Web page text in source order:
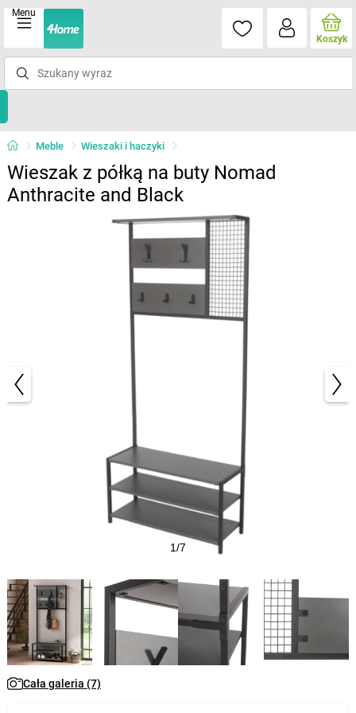
Menu
Koszyk
Meble Wieszaki i haczyki
Wieszak z półką na buty Nomad
Anthracite and Black
1/7
Cała galeria (7)